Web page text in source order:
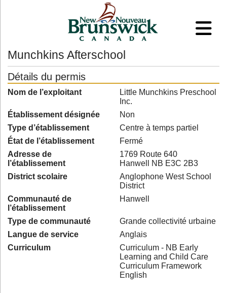
Munchkins Afterschool
Détails du permis
Nom de l’exploitant
Little Munchkins Preschool
Inc.
Établissement désignée
Non
Type d’établissement
Centre à temps partiel
État de l’établissement
Fermé
Adresse de
l’établissement
1769 Route 640
Hanwell NB E3C 2B3
District scolaire
Anglophone West School
District
Communauté de
l’établissement
Hanwell
Type de communauté
Grande collectivité urbaine
Langue de service
Anglais
Curriculum
Curriculum - NB Early
Learning and Child Care
Curriculum Framework
English